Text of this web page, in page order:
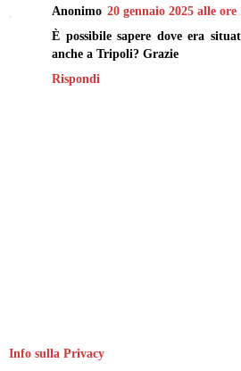
Anonimo 20 gennaio 2025 alle ore
È possibile sapere dove era
anche a Tripoli? Grazie
Rispondi
Info sulla Privacy